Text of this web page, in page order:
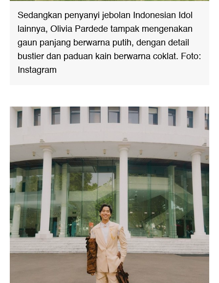
Sedangkan penyanyi jebolan Indonesian Idol
lainnya, Olivia Pardede tampak mengenakan
gaun panjang berwarna putih, dengan detail
bustier dan paduan kain berwarna coklat. Foto:
Instagram